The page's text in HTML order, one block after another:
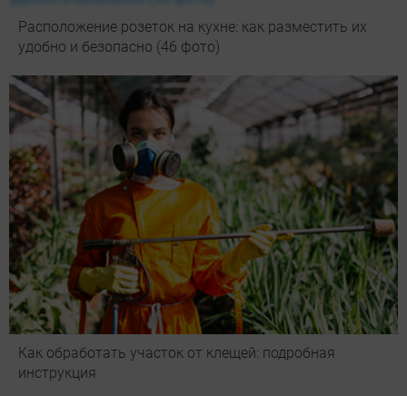
Расположение розеток на кухне: как разместить их
удобно и безопасно (46 фото)
Как обработать участок от клещей: подробная
инструкция